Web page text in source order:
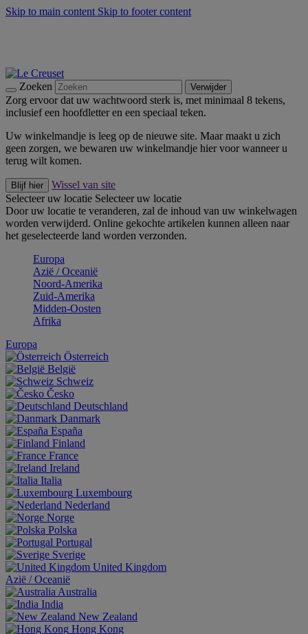
Skip to main content Skip to footer content
Zoeken Verwijder
Zorg ervoor dat uw wachtwoord sterk is, met minimaal 8 tekens,
inclusief een hoofdletter en een speciaal teken.
Uw winkelmandje is leeg op de nieuwe site. Maar maakt u zich
geen zorgen, we bewaren uw winkelmandje hier voor wanneer u
terug wilt komen.
Blijf hier
Wissel van site
Selecteer uw locatie Selecteer uw locatie
Door uw locatie te veranderen, zal de inhoud van uw winkelwagen
worden verwijderd. Online gekochte artikelen kunnen alleen naar
het geselecteerde land worden verzonden.
Europa
Aziё / Oceaniё
Noord-Amerika
Zuid-Amerika
Midden-Oosten
Afrika
Europa
Österreich
België
Schweiz
Česko
Deutschland
Danmark
España
Finland
France
Ireland
Italia
Luxembourg
Nederland
Norge
Polska
Portugal
Sverige
United Kingdom
Aziё / Oceaniё
Australia
India
New Zealand
Hong Kong